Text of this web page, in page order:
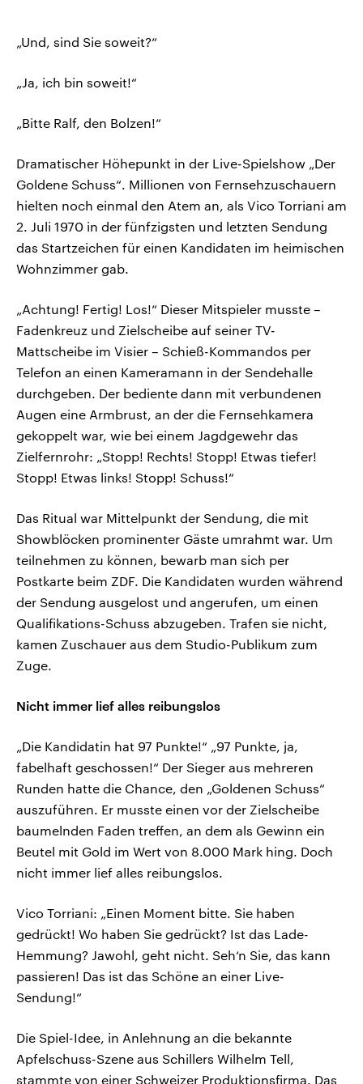
„Und, sind Sie soweit?“
„Ja, ich bin soweit!“
„Bitte Ralf, den Bolzen!“
Dramatischer Höhepunkt in der Live-Spielshow „Der
Goldene Schuss“. Millionen von Fernsehzuschauern
hielten noch einmal den Atem an, als Vico Torriani am
2. Juli 1970 in der fünfzigsten und letzten Sendung
das Startzeichen für einen Kandidaten im heimischen
Wohnzimmer gab.
„Achtung! Fertig! Los!“ Dieser Mitspieler musste –
Fadenkreuz und Zielscheibe auf seiner TV-
Mattscheibe im Visier – Schieß-Kommandos per
Telefon an einen Kameramann in der Sendehalle
durchgeben. Der bediente dann mit verbundenen
Augen eine Armbrust, an der die Fernsehkamera
gekoppelt war, wie bei einem Jagdgewehr das
Zielfernrohr: „Stopp! Rechts! Stopp! Etwas tiefer!
Stopp! Etwas links! Stopp! Schuss!“
Das Ritual war Mittelpunkt der Sendung, die mit
Showblöcken prominenter Gäste umrahmt war. Um
teilnehmen zu können, bewarb man sich per
Postkarte beim ZDF. Die Kandidaten wurden während
der Sendung ausgelost und angerufen, um einen
Qualifikations-Schuss abzugeben. Trafen sie nicht,
kamen Zuschauer aus dem Studio-Publikum zum
Zuge.
Nicht immer lief alles reibungslos
„Die Kandidatin hat 97 Punkte!“ „97 Punkte, ja,
fabelhaft geschossen!“ Der Sieger aus mehreren
Runden hatte die Chance, den „Goldenen Schuss“
auszuführen. Er musste einen vor der Zielscheibe
baumelnden Faden treffen, an dem als Gewinn ein
Beutel mit Gold im Wert von 8.000 Mark hing. Doch
nicht immer lief alles reibungslos.
Vico Torriani: „Einen Moment bitte. Sie haben
gedrückt! Wo haben Sie gedrückt? Ist das Lade-
Hemmung? Jawohl, geht nicht. Seh‘n Sie, das kann
passieren! Das ist das Schöne an einer Live-
Sendung!“
Die Spiel-Idee, in Anlehnung an die bekannte
Apfelschuss-Szene aus Schillers Wilhelm Tell,
stammte von einer Schweizer Produktionsfirma. Das